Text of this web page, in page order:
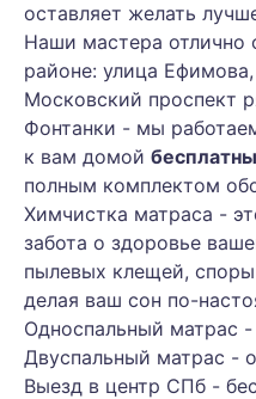
оставляет желать
Наши мастера отлично
районе: улица
Московский проспект
Фонтанки - мы
к вам домой
полным комплектом
Химчистка матраса -
забота о здоровье
пылевых клещей, споры
делая ваш сон по-
Односпальный матрас -
Двуспальный матрас -
Выезд в центр СПб -